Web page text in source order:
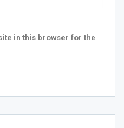
in this browser for the